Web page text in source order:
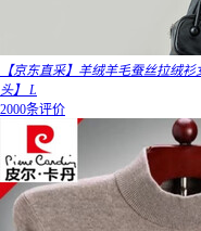
【京东直采】羊绒羊毛蚕丝拉绒
头】 L
2000条评价